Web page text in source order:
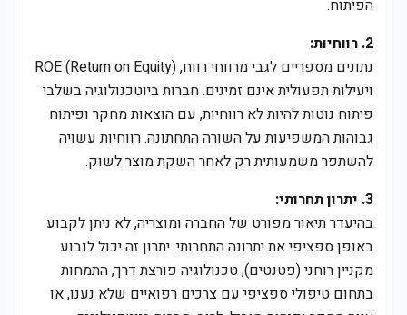
הפיתוח.
2. רווחיות:
נתונים מספריים לגבי מרווחי רווח, ROE (Return on Equity)
ויעילות תפעולית אינם זמינים. חברות ביוטכנולוגיה בשלבי
פיתוח נוטות להיות לא רווחיות, עם הוצאות מחקר ופיתוח
גבוהות המשפיעות על השורה התחתונה. רווחיות עשויה
להשתפר משמעותית רק לאחר השקת מוצר לשוק.
3. יתרון תחרותי:
בהיעדר תיאור מפורט של החברה ומוצריה, לא ניתן לקבוע
באופן ספציפי את יתרונה התחרותי. יתרון זה יכול לנבוע
מקניין רוחני (פטנטים), טכנולוגיה פורצת דרך, התמחות
בתחום טיפולי ספציפי עם צרכים רפואיים שלא נענו, או